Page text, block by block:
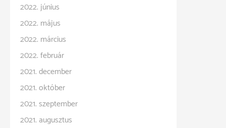
2022. június
2022. május
2022. március
2022. február
2021. december
2021. október
2021. szeptember
2021. augusztus